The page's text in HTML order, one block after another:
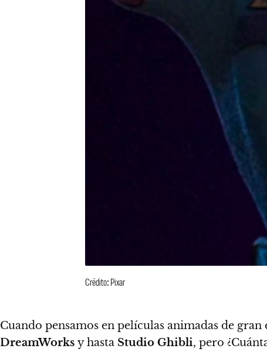
Crédito: Pixar
Cuando pensamos en películas animadas de
DreamWorks y hasta Studio Ghibli, pero